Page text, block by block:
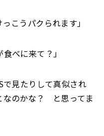
こうパクられます」
食べに来て？」
で見たりして真似され
なのかな？ と思ってま